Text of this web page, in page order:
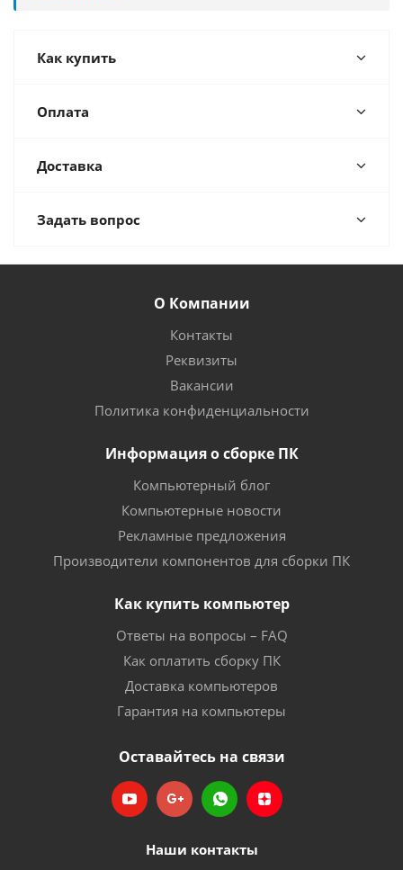
Как купить
Оплата
Доставка
Задать вопрос
О Компании
Контакты
Реквизиты
Вакансии
Политика конфиденциальности
Информация о сборке ПК
Компьютерный блог
Компьютерные новости
Рекламные предложения
Производители компонентов для сборки ПК
Как купить компьютер
Ответы на вопросы – FAQ
Как оплатить сборку ПК
Доставка компьютеров
Гарантия на компьютеры
Оставайтесь на связи
Наши контакты